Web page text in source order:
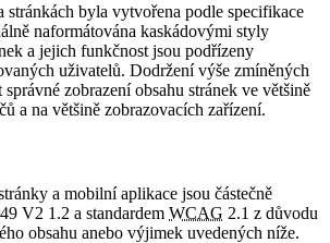
stránkách byla vytvořena podle specifikace
naformátována kaskádovými styly
a jejich funkčnost jsou podřízeny
uživatelů. Dodržení výše zmíněných
zobrazení obsahu stránek ve většině
a na většině zobrazovacích zařízení.
a mobilní aplikace jsou částečně
V2 1.2 a standardem WCAG 2.1 z důvodu
obsahu anebo výjimek uvedených níže.